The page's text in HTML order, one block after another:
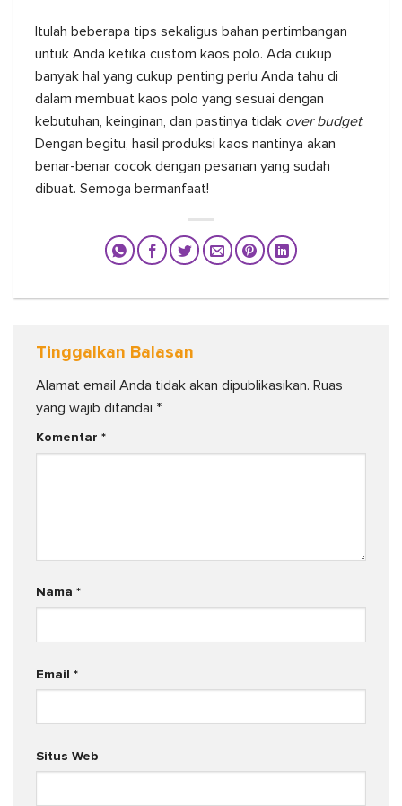
Itulah beberapa tips sekaligus bahan pertimbangan
untuk Anda ketika custom kaos polo. Ada cukup
banyak hal yang cukup penting perlu Anda tahu di
dalam membuat kaos polo yang sesuai dengan
kebutuhan, keinginan, dan pastinya tidak over budget.
Dengan begitu, hasil produksi kaos nantinya akan
benar-benar cocok dengan pesanan yang sudah
dibuat. Semoga bermanfaat!
Tinggalkan Balasan
Alamat email Anda tidak akan dipublikasikan. Ruas
yang wajib ditandai *
Komentar *
Nama *
Email *
Situs Web